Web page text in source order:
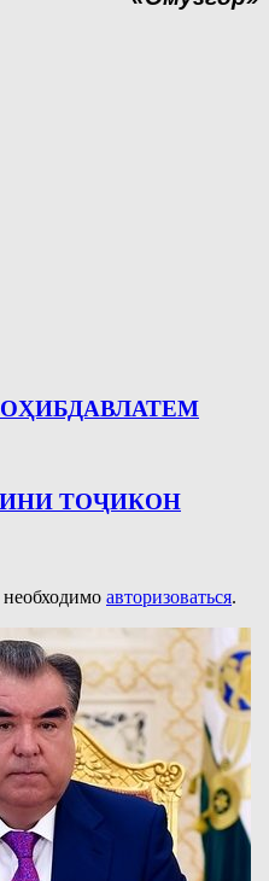
ТОҶИКОН
авторизоваться.